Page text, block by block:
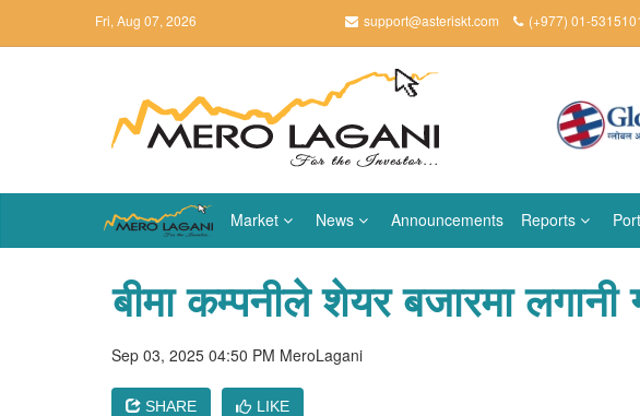
Fri, Aug 07, 2026 support@asteriskt.com (+977) 01-
Market News Announcements Reports
बीमा कम्पनीले शेयर बजारमा
Sep 03, 2025 04:50 PM MeroLagani
SHARE LIKE